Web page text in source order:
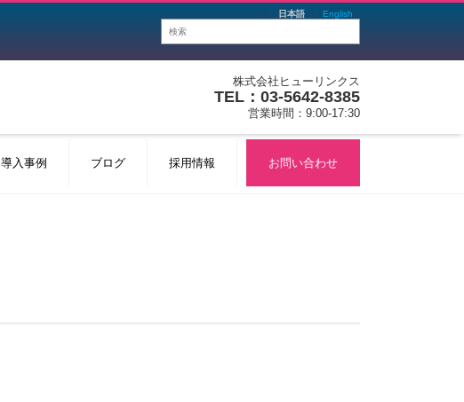
日本語 English
株式会社ヒューリンクス
TEL：03-5642-8385
営業時間：9:00-17:30
導入事例 ブログ 採用情報 お問い合わせ